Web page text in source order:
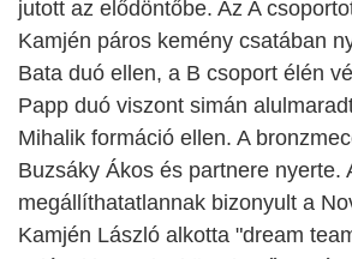
jutott az elődöntőbe. Az A
Kamjén páros kemény csatában
Bata duó ellen, a B csoport élén
Papp duó viszont simán
Mihalik formáció ellen. A
Buzsáky Ákos és partnere nyerte.
megállíthatatlannak bizonyult a
Kamjén László alkotta "dream